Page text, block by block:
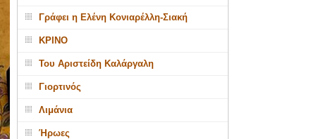
Γράφει η Ελένη Κονιαρέλλη-Σιακή
ΚΡΙΝΟ
Του Αριστείδη Καλάργαλη
Γιορτινός
Λιμάνια
Ήρωες